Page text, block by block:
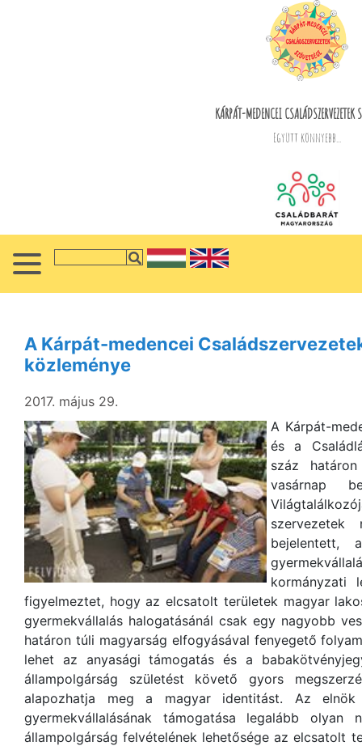
KÁRPÁT-MEDENCEI CSALÁDSZERVEZETEK
Együtt könnyebb...
A Kárpát-medencei
közleménye
2017. május 29.
A Kárpát-
és a
száz
vasárnap
szervezetek
bejelentett,
kormányzati
figyelmeztet, hogy az elcsatolt területek magyar
gyermekvállalás halogatásánál csak egy nagyobb
határon túli magyarság elfogyásával fenyegető
lehet az anyasági támogatás és a
állampolgárság születést követő gyors
alapozhatja meg a magyar identitást. Az
gyermekvállalásának támogatása legalább
állampolgárság felvételének lehetősége az elcsatolt